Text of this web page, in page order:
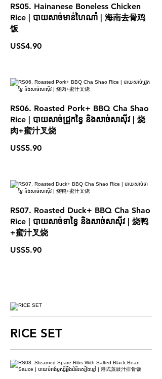
RS05. Hainanese Boneless Chicken
Rice | បាយសាច់មាន់ហៃណាំ | 海南去骨鸡
饭
US$4.90
RS06. Roasted Pork+ BBQ Cha Shao
Rice | បាយសាច់ជ្រូកខ្វៃ និងសាច់សាស៊ីវ | 烧
肉+蜜汁叉烧
US$5.90
RS07. Roasted Duck+ BBQ Cha Shao
Rice | បាយសាច់ទាខ្វៃ និង​សាច់សាស៊ីវ | 烧鸭
+蜜汁叉烧
US$5.90
RICE SET